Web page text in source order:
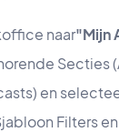
naar"Mijn
Secties
en
Filters